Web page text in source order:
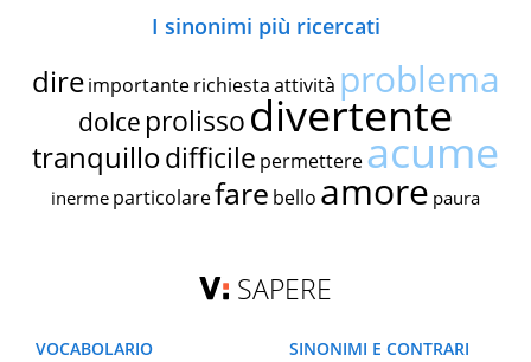
I sinonimi più ricercati
dire importante richiestaattività problema
dolce prolissodivertente
tranquillodifficile permettereacume
inerme particolarefare bello amore paura
SAPERE
VOCABOLARIO
SINONIMI E CONTRARI